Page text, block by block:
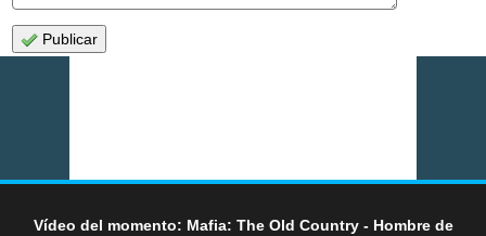
Publicar
Vídeo del momento: Mafia: The Old Country - Hombre de